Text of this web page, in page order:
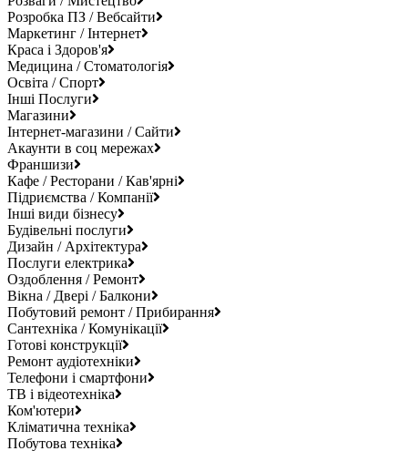
Розробка ПЗ / Вебсайти
Маркетинг / Інтернет
Краса і Здоров'я
Медицина / Стоматологія
Освіта / Спорт
Інші Послуги
Магазини
Інтернет-магазини / Сайти
Акаунти в соц мережах
Франшизи
Кафе / Ресторани / Кав'ярні
Підриємства / Компанії
Інші види бізнесу
Будівельні послуги
Дизайн / Архітектура
Послуги електрика
Оздоблення / Ремонт
Вікна / Двері / Балкони
Побутовий ремонт / Прибирання
Сантехніка / Комунікації
Готові конструкції
Ремонт аудіотехніки
Телефони і смартфони
ТВ і відеотехніка
Ком'ютери
Кліматична техніка
Побутова техніка